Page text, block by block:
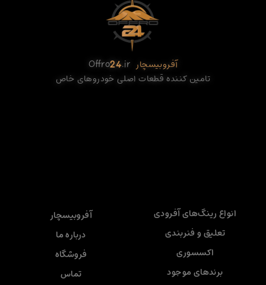
آفروبیسچار Offro24.ir
تامین کننده قطعات اصلی خودروهای خاص
انواع رینگ‌های آفرودی
تعلیق و فنربندی
اکسسوری
برندهای موجود
آفروبیسچار
درباره ما
فروشگاه
تماس